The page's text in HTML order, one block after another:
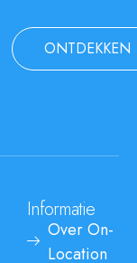
ONTDEKKEN
Informatie
Over On-
Location